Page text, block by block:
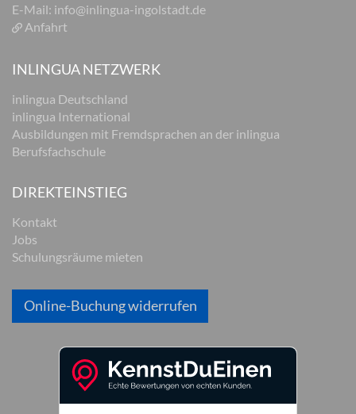
E-Mail: info@inlingua-ingolstadt.de
Anfahrt
INLINGUA NETZWERK
inlingua Deutschland
inlingua International
Ausbildungen mit Fremdsprachen an der inlingua
Berufsfachschule
DIREKTEINSTIEG
Kontakt
Jobs
Schulungsräume mieten
Online-Buchung widerrufen